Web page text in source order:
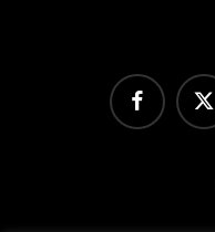
x-
twitter
facebook